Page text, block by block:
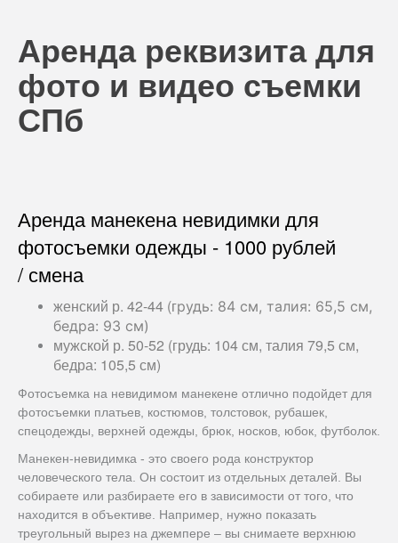
Аренда реквизита для
фото и видео съемки
СПб
Аренда манекена невидимки для
фотосъемки одежды - 1000 рублей
/ смена
женский р. 42-44 (грудь: 84 см, талия: 65,5 см,
бедра: 93 см)
мужской р. 50-52 (грудь: 104 см, талия 79,5 см,
бедра: 105,5 см)
Фотосъемка на невидимом манекене отлично подойдет для
фотосъемки платьев, костюмов, толстовок, рубашек,
спецодежды, верхней одежды, брюк, носков, юбок, футболок.
Манекен-невидимка - это своего рода конструктор
человеческого тела. Он состоит из отдельных деталей. Вы
собираете или разбираете его в зависимости от того, что
находится в объективе. Например, нужно показать
треугольный вырез на джемпере – вы снимаете верхнюю